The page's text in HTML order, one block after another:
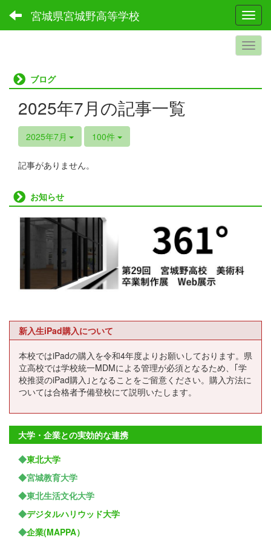
宮城県宮城野高等学校
ブログ
2025年7月の記事一覧
2025年7月 100件
記事がありません。
お知らせ
新入生iPad購入について
本校ではiPadの購入を令和4年度よりお願いしております。県
立高校では学校統一MDMによる管理が必須となるため、｢学
校推奨のiPad購入｣となることをご留意ください。購入方法に
ついては合格者予備登校にて説明いたします。
大学・企業との実効的な連携
◆東北大学
◆宮城教育大学
◆東北生活文化大学
◆デジタルハリウッド大学
◆企業(MAPPA）